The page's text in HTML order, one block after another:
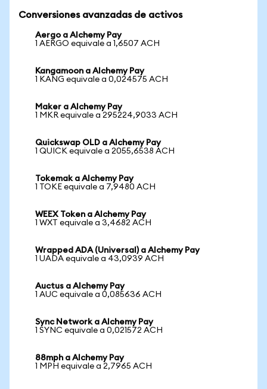
Conversiones avanzadas de activos
Aergo a Alchemy Pay
1 AERGO equivale a 1,6507 ACH
Kangamoon a Alchemy Pay
1 KANG equivale a 0,024575 ACH
Maker a Alchemy Pay
1 MKR equivale a 295224,9033 ACH
Quickswap OLD a Alchemy Pay
1 QUICK equivale a 2055,6538 ACH
Tokemak a Alchemy Pay
1 TOKE equivale a 7,9480 ACH
WEEX Token a Alchemy Pay
1 WXT equivale a 3,4682 ACH
Wrapped ADA (Universal) a Alchemy Pay
1 UADA equivale a 43,0939 ACH
Auctus a Alchemy Pay
1 AUC equivale a 0,085636 ACH
Sync Network a Alchemy Pay
1 SYNC equivale a 0,021572 ACH
88mph a Alchemy Pay
1 MPH equivale a 2,7965 ACH